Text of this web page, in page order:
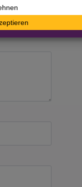
markiert